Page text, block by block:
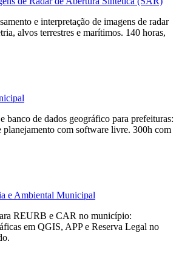
e interpretação de imagens de radar
alvos terrestres e marítimos. 140 horas,
banco de dados geográfico para prefeituras:
planejamento com software livre. 300h com
e Ambiental Municipal
REURB e CAR no município:
em QGIS, APP e Reserva Legal no